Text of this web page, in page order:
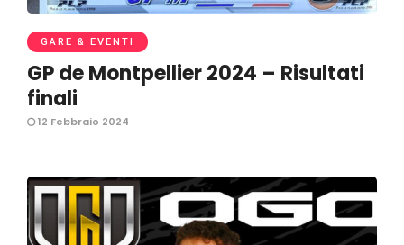
GARE & EVENTI
GP de Montpellier 2024 – Risultati
finali
12 Febbraio 2024